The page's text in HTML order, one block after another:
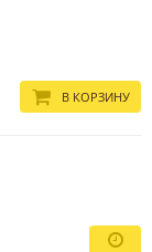
В КОРЗИНУ